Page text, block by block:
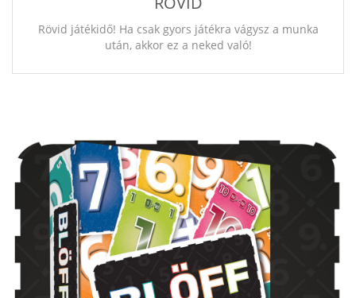
Rövid játékidő! Ha csak gyors játékra vágysz a munka
után, akkor ez a neked való!